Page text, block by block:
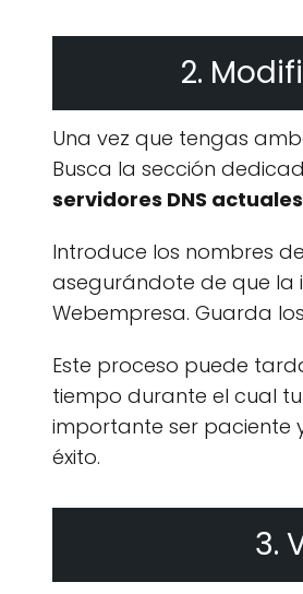
2.
Una vez que tengas
Busca la sección
servidores DNS
Introduce los nombres
asegurándote de que la
Webempresa. Guarda
Este proceso puede
tiempo durante el cual
importante ser paciente
éxito.
3.